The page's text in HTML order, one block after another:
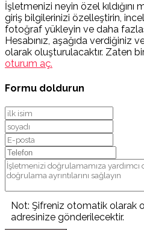
İşletmenizi neyin özel
giriş bilgilerinizi özelleştirin,
fotoğraf yükleyin ve daha
Hesabınız, aşağıda verdiğiniz
olarak oluşturulacaktır. Zaten
oturum aç.
Formu doldurun
Not: Şifreniz otomatik olarak
adresinize gönderilecektir.